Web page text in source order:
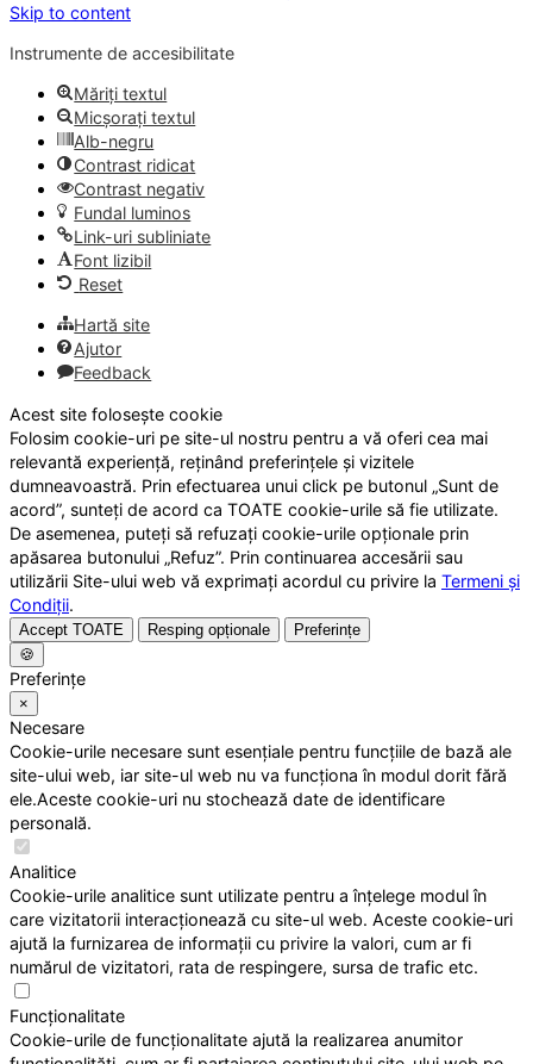
Skip to content
Instrumente de accesibilitate
Măriți textul
Micșorați textul
Alb-negru
Contrast ridicat
Contrast negativ
Fundal luminos
Link-uri subliniate
Font lizibil
Reset
Hartă site
Ajutor
Feedback
Acest site folosește cookie
Folosim cookie-uri pe site-ul nostru pentru a vă oferi cea mai
relevantă experiență, reținând preferințele și vizitele
dumneavoastră. Prin efectuarea unui click pe butonul „Sunt de
acord”, sunteți de acord ca TOATE cookie-urile să fie utilizate.
De asemenea, puteți să refuzați cookie-urile opționale prin
apăsarea butonului „Refuz”. Prin continuarea accesării sau
utilizării Site-ului web vă exprimați acordul cu privire la Termeni și
Condiții.
Accept TOATE Resping opționale
Preferințe
🍪
Preferințe
×
Necesare
Cookie-urile necesare sunt esențiale pentru funcțiile de bază ale
site-ului web, iar site-ul web nu va funcționa în modul dorit fără
ele.Aceste cookie-uri nu stochează date de identificare
personală.
Analitice
Cookie-urile analitice sunt utilizate pentru a înțelege modul în
care vizitatorii interacționează cu site-ul web. Aceste cookie-uri
ajută la furnizarea de informații cu privire la valori, cum ar fi
numărul de vizitatori, rata de respingere, sursa de trafic etc.
Funcționalitate
Cookie-urile de funcționalitate ajută la realizarea anumitor